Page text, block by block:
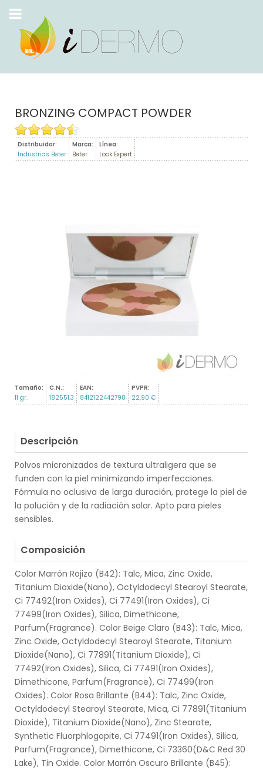
BRONZING COMPACT POWDER
Distribuidor:
Industrias Beter
Marca:
Beter
Línea:
Look Expert
Tamaño:
11 gr.
C.N.:
182551.3
EAN:
8412122442798
PVPR:
22,90 €
Descripción
Polvos micronizados de textura ultraligera que se
funden con la piel minimizando imperfecciones.
Fórmula no oclusiva de larga duración, protege la piel de
la polución y de la radiación solar. Apto para pieles
sensibles.
Composición
Color Marrón Rojizo (B42): Talc, Mica, Zinc Oxide,
Titanium Dioxide(Nano), Octyldodecyl Stearoyl Stearate,
Ci 77492(Iron Oxides), Ci 77491(Iron Oxides), Ci
77499(Iron Oxides), Silica, Dimethicone,
Parfum(Fragrance). Color Beige Claro (B43): Talc, Mica,
Zinc Oxide, Octyldodecyl Stearoyl Stearate, Titanium
Dioxide(Nano), Ci 77891(Titanium Dioxide), Ci
77492(Iron Oxides), Silica, Ci 77491(Iron Oxides),
Dimethicone, Parfum(Fragrance), Ci 77499(Iron
Oxides). Color Rosa Brillante (B44): Talc, Zinc Oxide,
Octyldodecyl Stearoyl Stearate, Mica, Ci 77891(Titanium
Dioxide), Titanium Dioxide(Nano), Zinc Stearate,
Synthetic Fluorphlogopite, Ci 77491(Iron Oxides), Silica,
Parfum(Fragrance), Dimethicone, Ci 73360(D&C Red 30
Lake), Tin Oxide. Color Marrón Oscuro Brillante (B45):